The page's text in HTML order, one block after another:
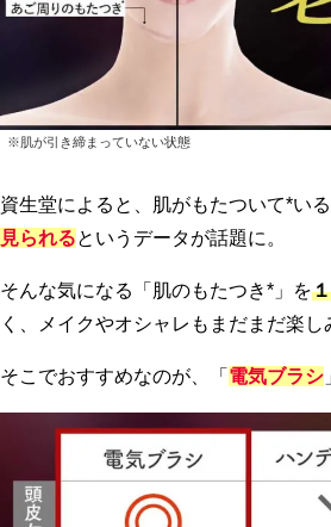
※肌が引き締まっていない状態
資生堂によると、肌がもたついて*い
見られるというデータが話題に。
そんな気になる「肌のもたつき*」を
く、メイクやオシャレもまだまだ楽し
そこでおすすめなのが、「 電気ブラシ